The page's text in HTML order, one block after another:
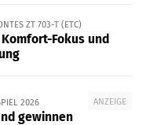
ZT 703-T (ETC)
Fokus und
ANZEIGE
2026
gewinnen